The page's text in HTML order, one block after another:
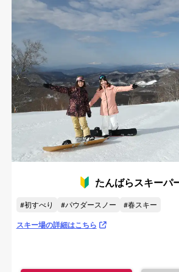
たんばらスキーパ
初すべり パウダースノー 春スキー
スキー場の詳細はこちら